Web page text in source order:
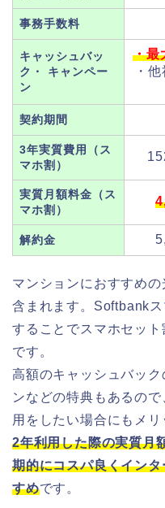
事務手数料
キャッシュバッ
ク・ キャンペー
ン
・最
・
契約期間
3年実質費用（ス
マホ割）
実質月額料金（ス
マホ割）
解約金
マンションにおすすめ
含まれます。Softbank
することでスマホセッ
です。
高額のキャッシュバッ
ンなどの特典もあるの
用をしたい場合にもメリ
2年利用した際の実質月
期的にコスパ良くイン
すめです。